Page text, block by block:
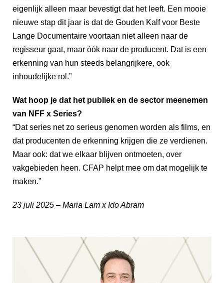
eigenlijk alleen maar bevestigt dat het leeft. Een mooie
nieuwe stap dit jaar is dat de Gouden Kalf voor Beste
Lange Documentaire voortaan niet alleen naar de
regisseur gaat, maar óók naar de producent. Dat is een
erkenning van hun steeds belangrijkere, ook
inhoudelijke rol.”
Wat hoop je dat het publiek en de sector meenemen
van NFF x Series?
“Dat series net zo serieus genomen worden als films, en
dat producenten de erkenning krijgen die ze verdienen.
Maar ook: dat we elkaar blijven ontmoeten, over
vakgebieden heen. CFAP helpt mee om dat mogelijk te
maken.”
23 juli 2025 – Maria Lam x Ido Abram